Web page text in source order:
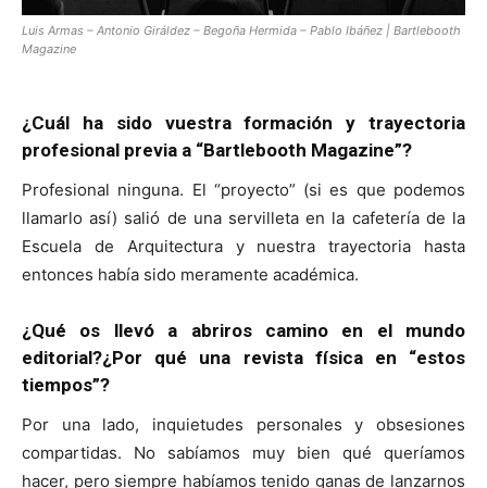
Luis Armas – Antonio Giráldez – Begoña Hermida – Pablo Ibáñez | Bartlebooth
Magazine
¿Cuál ha sido vuestra formación y trayectoria
profesional previa a “Bartlebooth Magazine”?
Profesional ninguna. El “proyecto” (si es que podemos
llamarlo así) salió de una servilleta en la cafetería de la
Escuela de Arquitectura y nuestra trayectoria hasta
entonces había sido meramente académica.
¿Qué os llevó a abriros camino en el mundo
editorial?¿Por qué una revista física en “estos
tiempos”?
Por una lado, inquietudes personales y obsesiones
compartidas. No sabíamos muy bien qué queríamos
hacer, pero siempre habíamos tenido ganas de lanzarnos